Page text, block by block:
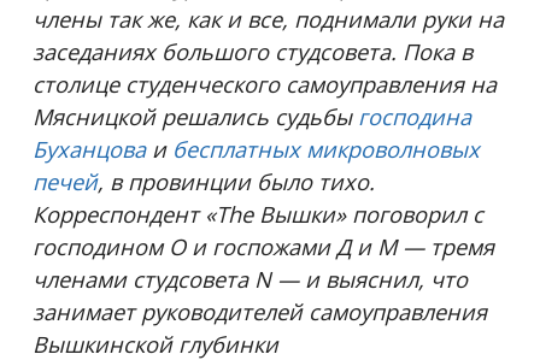
члены так же, как и все, поднимали руки на
заседаниях большого студсовета. Пока в
столице студенческого самоуправления на
Мясницкой решались судьбы господина
Буханцоваи бесплатных микроволновых
печей, в провинции было тихо.
Корреспондент «The Вышки» поговорил с
господином О и госпожами Д и М — тремя
членами студсовета N — и выяснил, что
занимает руководителей самоуправления
Вышкинской глубинки